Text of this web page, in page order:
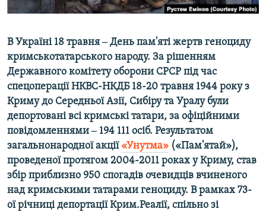
УКРАЇНСЬКА ПРОБЛЕМА КРИМУ
Усі сайти RFE/RL
В Україні 18 травня ‒ День пам'яті жертв геноциду
кримськотатарського народу. За рішенням
Державного комітету оборони СРСР під час
спецоперації НКВС-НКДБ 18-20 травня 1944 року з
Криму до Середньої Азії, Сибіру та Уралу були
депортовані всі кримські татари, за офіційними
повідомленнями ‒ 194 111 осіб. Результатом
загальнонародної акції «Унутма» («Пам'ятай»),
проведеної протягом 2004-2011 роках у Криму, став
збір приблизно 950 спогадів очевидців вчиненого
над кримськими татарами геноциду. В рамках 73-
ої річниці депортації Крим.Реалії, спільно зі